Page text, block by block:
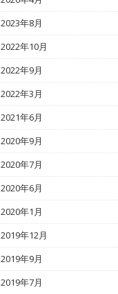
2023年8月
2022年10月
2022年9月
2022年3月
2021年6月
2020年9月
2020年7月
2020年6月
2020年1月
2019年12月
2019年9月
2019年7月